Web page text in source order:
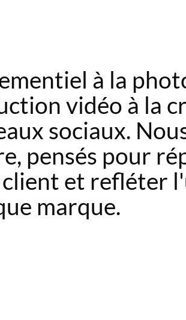
à la
vidéo à la
sociaux.
pensés pour
client et refléter
marque.